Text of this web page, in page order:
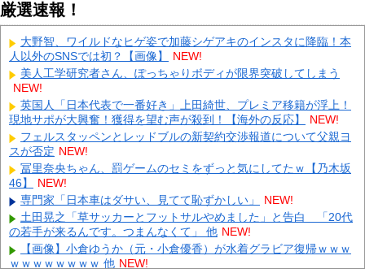
厳選速報！
大野智、ワイルドなヒゲ姿で加藤シゲアキのインスタに降臨！本
人以外のSNSでは初？【画像】
NEW!
美人工学研究者さん、ぽっちゃりボディが限界突破してしまう
NEW!
英国人「日本代表で一番好き」上田綺世、プレミア移籍が浮上！
現地サポが大興奮！獲得を望む声が殺到！【海外の反応】
NEW!
フェルスタッペンとレッドブルの新契約交渉報道について父親ヨ
スが否定 NEW!
冨里奈央ちゃん、罰ゲームのセミをずっと気にしてたｗ【乃木坂
46】
NEW!
専門家「日本車はダサい、見てて恥ずかしい」
NEW!
土田晃之「草サッカーとフットサルやめました」と告白 「20代
の若手が来るんです。つまんなくて」 他 NEW!
【画像】小倉ゆうか（元・小倉優香）が水着グラビア復帰ｗｗｗ
ｗｗｗｗｗｗｗｗ 他 NEW!